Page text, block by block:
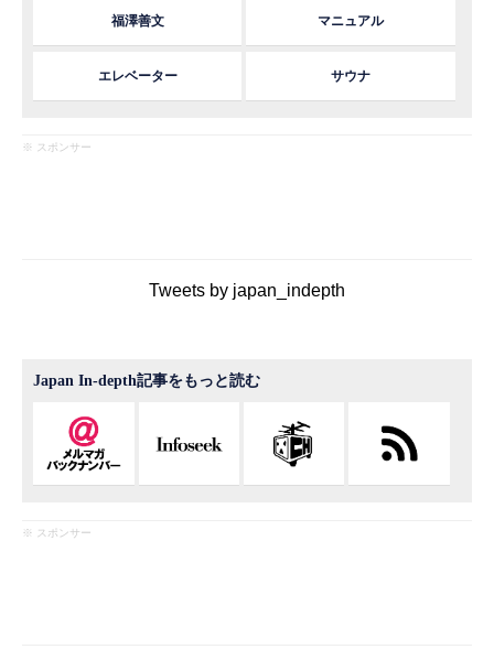
福澤善文 マニュアル
エレベーター サウナ
※ スポンサー
Tweets by japan_indepth
Japan In-depth記事をもっと読む
※ スポンサー